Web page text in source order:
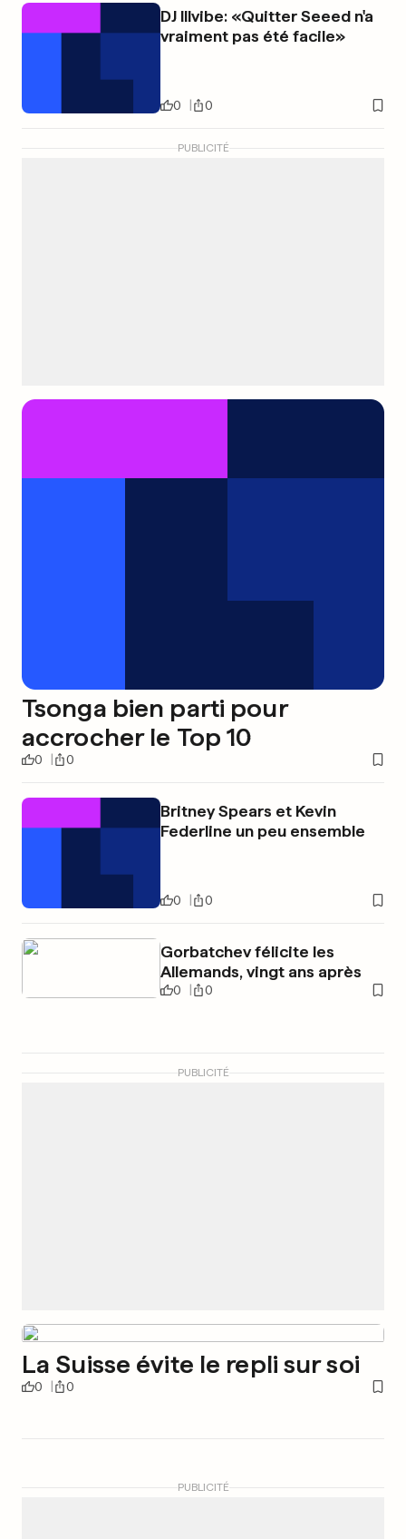
DJ Illvibe: «Quitter Seeed n'a
vraiment pas été facile»
0 0
PUBLICITÉ
Tsonga bien parti pour
accrocher le Top 10
0 0
Britney Spears et Kevin
Federline un peu ensemble
0 0
Gorbatchev félicite les
Allemands, vingt ans après
0 0
PUBLICITÉ
La Suisse évite le repli sur soi
0 0
PUBLICITÉ